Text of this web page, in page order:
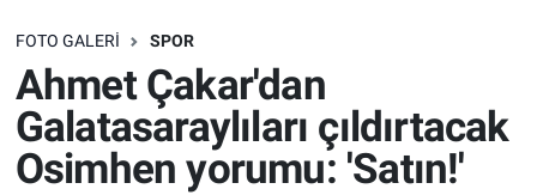
FOTO GALERI SPOR
Ahmet Çakar'dan
Galatasaraylıları çıldırtacak
Osimhen yorumu: 'Satın!'
SAĞLIK
EKONOMİ
EĞİTİM